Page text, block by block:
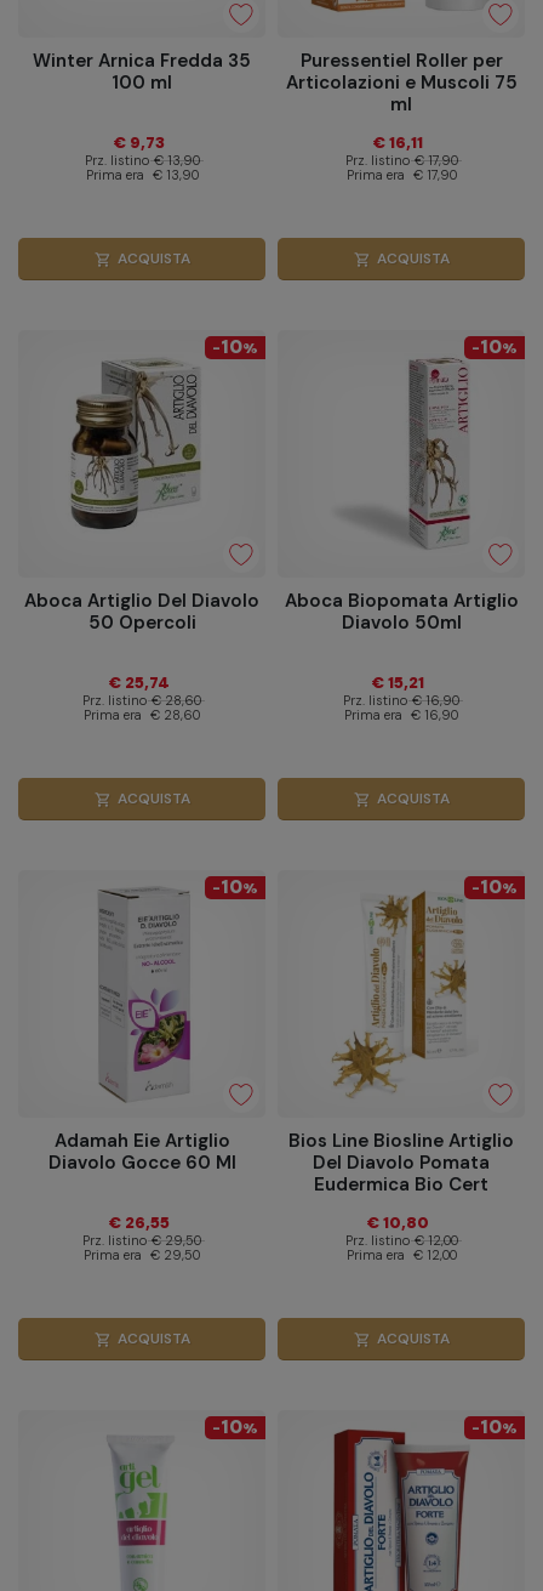
Winter Arnica Fredda 35
100 ml
€ 9,73
Prz. listino € 13,90
Prima era € 13,90
shopping_cart ACQUISTA
Puressentiel Roller per
Articolazioni e Muscoli 75
ml
€ 16,11
Prz. listino € 17,90
Prima era € 17,90
shopping_cart ACQUISTA
-10%
Aboca Artiglio Del Diavolo
50 Opercoli
€ 25,74
Prz. listino € 28,60
Prima era € 28,60
shopping_cart ACQUISTA
-10%
Aboca Biopomata Artiglio
Diavolo 50ml
€ 15,21
Prz. listino € 16,90
Prima era € 16,90
shopping_cart ACQUISTA
-10%
Adamah Eie Artiglio
Diavolo Gocce 60 Ml
€ 26,55
Prz. listino € 29,50
Prima era € 29,50
shopping_cart ACQUISTA
-10%
Bios Line Biosline Artiglio
Del Diavolo Pomata
Eudermica Bio Cert
€ 10,80
Prz. listino € 12,00
Prima era € 12,00
shopping_cart ACQUISTA
-10% -10%